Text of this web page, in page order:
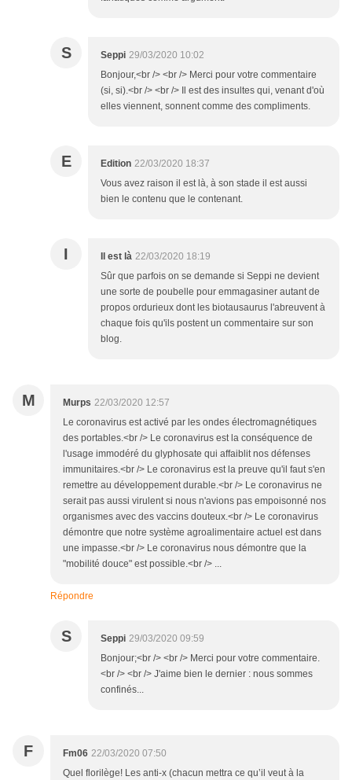
S Seppi 29/03/2020 10:02
Bonjour,<br /> <br /> Merci pour votre commentaire
(si, si).<br /> <br /> Il est des insultes qui, venant d'où
elles viennent, sonnent comme des compliments.
E Edition 22/03/2020 18:37
Vous avez raison il est là, à son stade il est aussi
bien le contenu que le contenant.
I Il est là 22/03/2020 18:19
Sûr que parfois on se demande si Seppi ne devient
une sorte de poubelle pour emmagasiner autant de
propos ordurieux dont les biotausaurus l'abreuvent à
chaque fois qu'ils postent un commentaire sur son
blog.
M Murps 22/03/2020 12:57
Le coronavirus est activé par les ondes électromagnétiques
des portables.<br /> Le coronavirus est la conséquence de
l'usage immodéré du glyphosate qui affaiblit nos défenses
immunitaires.<br /> Le coronavirus est la preuve qu'il faut s'en
remettre au développement durable.<br /> Le coronavirus ne
serait pas aussi virulent si nous n'avions pas empoisonné nos
organismes avec des vaccins douteux.<br /> Le coronavirus
démontre que notre système agroalimentaire actuel est dans
une impasse.<br /> Le coronavirus nous démontre que la
"mobilité douce" est possible.<br /> ...
Répondre
S Seppi 29/03/2020 09:59
Bonjour;<br /> <br /> Merci pour votre commentaire.
<br /> <br /> J'aime bien le dernier : nous sommes
confinés...
F Fm06 22/03/2020 07:50
Quel florilège! Les anti-x (chacun mettra ce qu’il veut à la